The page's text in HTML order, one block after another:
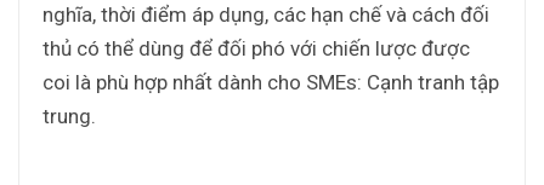
nghĩa, thời điểm áp dụng, các hạn chế và cách đối
thủ có thể dùng để đối phó với chiến lược được
coi là phù hợp nhất dành cho SMEs: Cạnh tranh tập
trung.